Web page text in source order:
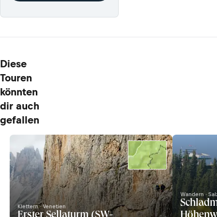
Diese
Touren
könnten
dir auch
gefallen
Klettern · Venetien
Wandern ·